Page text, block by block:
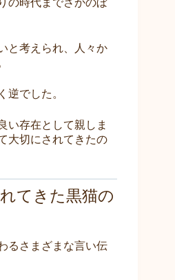
と考えられ、人々か
逆でした。
い存在として親しま
大切にされてきたの
てきた黒猫の
るさまざまな言い伝